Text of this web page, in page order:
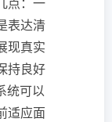
点：一
表达清
现真实
持良好
统可以
适应面